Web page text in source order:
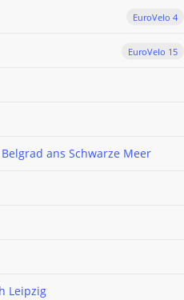
EuroVelo 4
EuroVelo 15
ans Schwarze Meer
Leipzig